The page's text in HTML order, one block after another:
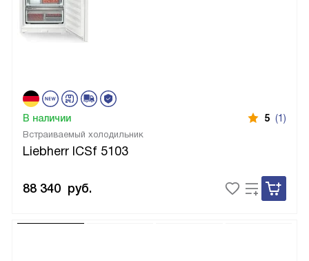
Встраиваемый холодильник
Liebherr ICSf 5103
В наличии 5 (1)
88 340 руб.